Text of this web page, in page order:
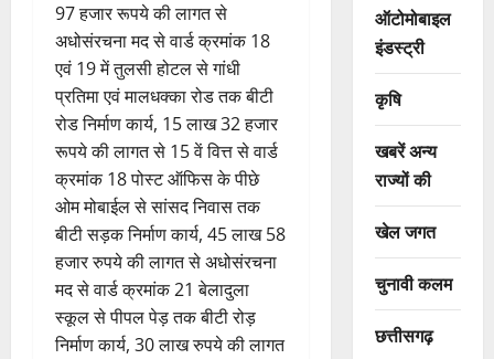
97 हजार रूपये की लागत से
अधोसंरचना मद से वार्ड क्रमांक 18
एवं 19 में तुलसी होटल से गांधी
प्रतिमा एवं मालधक्का रोड तक बीटी
रोड निर्माण कार्य, 15 लाख 32 हजार
रूपये की लागत से 15 वें वित्त से वार्ड
क्रमांक 18 पोस्ट ऑफिस के पीछे
ओम मोबाईल से सांसद निवास तक
बीटी सड़क निर्माण कार्य, 45 लाख 58
हजार रुपये की लागत से अधोसंरचना
मद से वार्ड क्रमांक 21 बेलादुला
स्कूल से पीपल पेड़ तक बीटी रोड़
निर्माण कार्य, 30 लाख रुपये की लागत
ऑटोमोबाइल
इंडस्ट्री
कृषि
खबरें अन्य
राज्यों की
खेल जगत
चुनावी कलम
छत्तीसगढ़